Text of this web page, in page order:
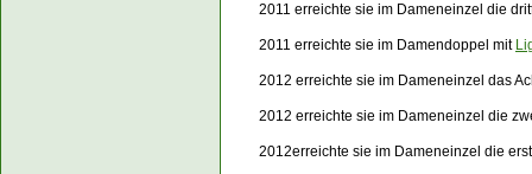
2011 erreichte sie im Dameneinzel die
2011 erreichte sie im Damendoppel mit
2012 erreichte sie im Dameneinzel das
2012 erreichte sie im Dameneinzel die
2012erreichte sie im Dameneinzel die